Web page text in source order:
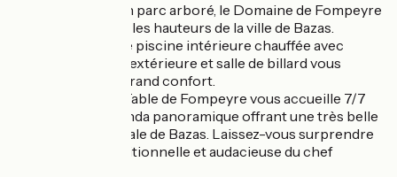
Situé au cœur d’un parc arboré, le Domaine de Fompeyre
vous accueille sur les hauteurs de la ville de Bazas.
L'hôtel, doté d'une piscine intérieure chauffée avec
hammam, piscine extérieure et salle de billard vous
offrira un séjour grand confort.
Le restaurant La Table de Fompeyre vous accueille 7/7
jours dans la véranda panoramique offrant une très belle
vue sur la cathédrale de Bazas. Laissez-vous surprendre
par la cuisine traditionnelle et audacieuse du chef